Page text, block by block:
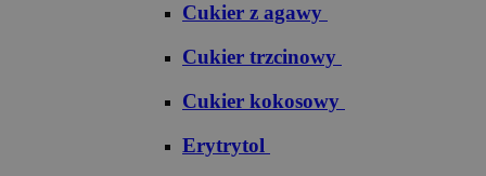
Cukier z agawy
Cukier trzcinowy
Cukier kokosowy
Erytrytol